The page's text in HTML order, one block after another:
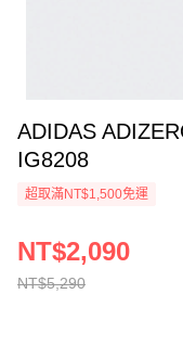
ADIDAS
IG8208
超取滿NT$1,500免運
NT$5,290
NT$2,090